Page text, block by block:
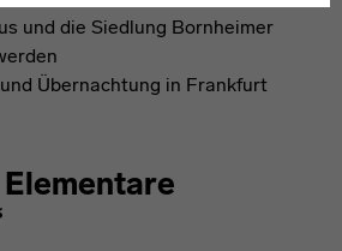
oder demImpressum.
und die Siedlung Bornheimer
Übernachtung in Frankfurt
Elementare